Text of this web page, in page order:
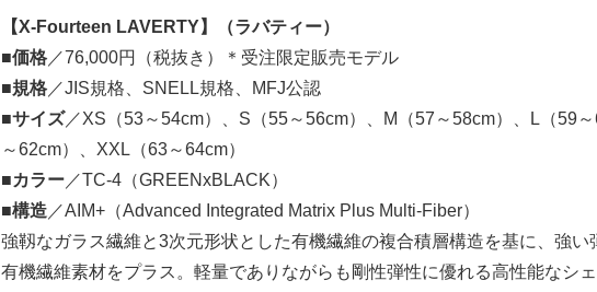
【X-Fourteen LAVERTY】（ラバティー）
■価格 ／76,000円（税抜き）＊受注限定販売モデル
■規格 ／JIS規格、SNELL規格、MFJ公認
■サイズ／XS（53～54cm）、S（55～56cm）、M（57～58cm）、L（59
～62cm）、XXL（63～64cm）
■カラー ／TC-4（GREENxBLACK）
■構造 ／AIM+（Advanced Integrated Matrix Plus Multi-Fiber）
強靱なガラス繊維と3次元形状とした有機繊維の複合積層構造を基に、強い
有機繊維素材をプラス。軽量でありながらも剛性弾性に優れる高性能なシェ